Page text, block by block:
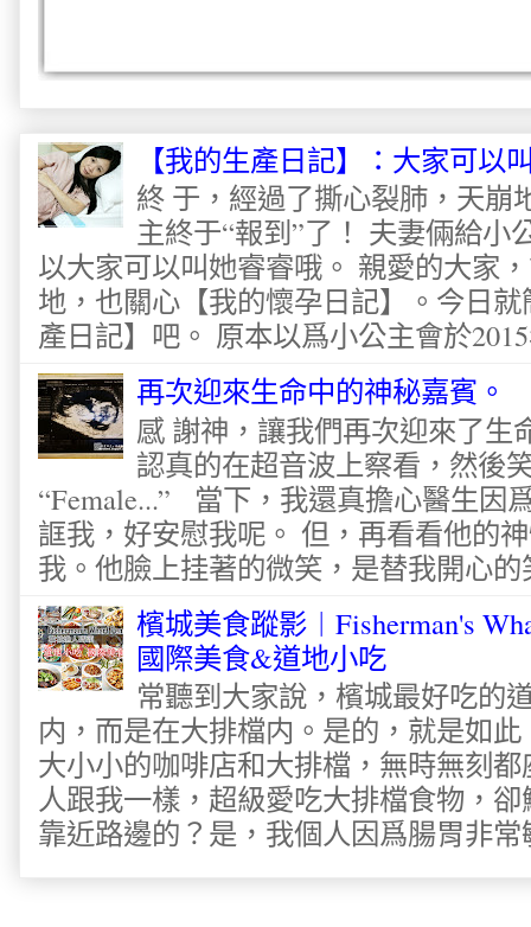
【我的生產日記】：大家可以
終 于，經過了撕心裂肺，天崩
主終于“報到”了！ 夫妻倆給小
以大家可以叫她睿睿哦。 親愛的大家
地，也關心【我的懷孕日記】。今日
產日記】吧。 原本以爲小公主會於
再次迎來生命中的神秘嘉賓。
感 謝神，讓我們再次迎來了生
認真的在超音波上察看，然後
“Female...” 當下，我還真擔心醫生因
誆我，好安慰我呢。 但，再看看他的
我。他臉上挂著的微笑，是替我開心的
檳城美食蹤影︱Fisherman's
國際美食&道地小吃
常聽到大家說，檳城最好吃的
内，而是在大排檔内。是的，就是如
大小小的咖啡店和大排檔，無時無刻
人跟我一樣，超級愛吃大排檔食物，
靠近路邊的？是，我個人因爲腸胃非